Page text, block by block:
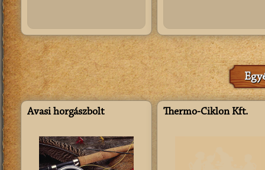
Avasi horgászbolt Thermo-Ciklon Kft.